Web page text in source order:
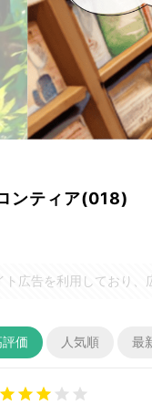
ンティア(018)
広告を利用しており、
価 人気順 最
star star star star star